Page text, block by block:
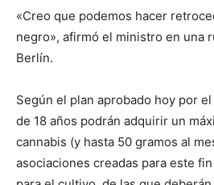
«Creo que podemos hacer
negro», afirmó el ministro en una
Berlín.
Según el plan aprobado hoy por
de 18 años podrán adquirir un
cannabis (y hasta 50 gramos al
asociaciones creadas para este